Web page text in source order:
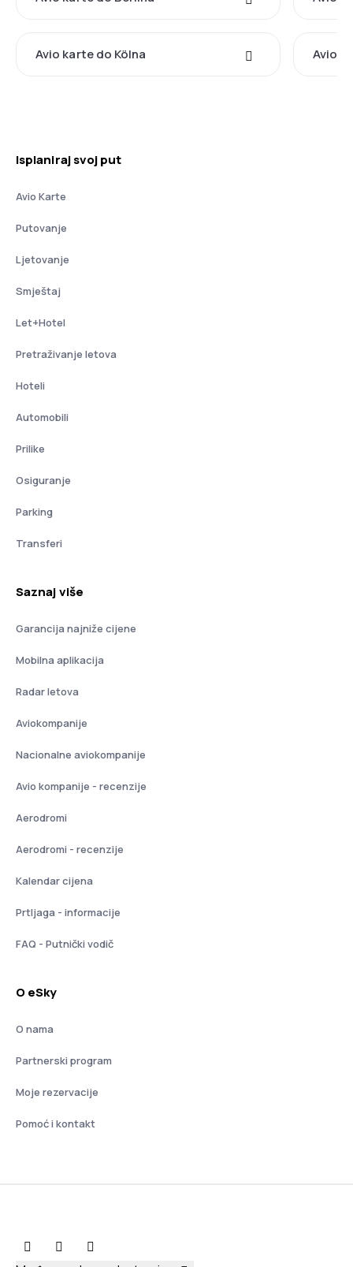
Avio karte do Kölna Avio
Isplaniraj svoj put
Avio Karte
Putovanje
Ljetovanje
Smještaj
Let+Hotel
Pretraživanje letova
Hoteli
Automobili
Prilike
Osiguranje
Parking
Transferi
Saznaj više
Garancija najniže cijene
Mobilna aplikacija
Radar letova
Aviokompanije
Nacionalne aviokompanije
Avio kompanije - recenzije
Aerodromi
Aerodromi - recenzije
Kalendar cijena
Prtljaga - informacije
FAQ - Putnički vodič
O eSky
O nama
Partnerski program
Moje rezervacije
Pomoć i kontakt